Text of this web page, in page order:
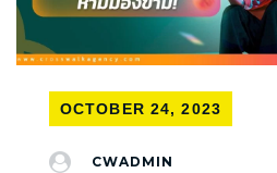
OCTOBER 24, 2023
CWADMIN